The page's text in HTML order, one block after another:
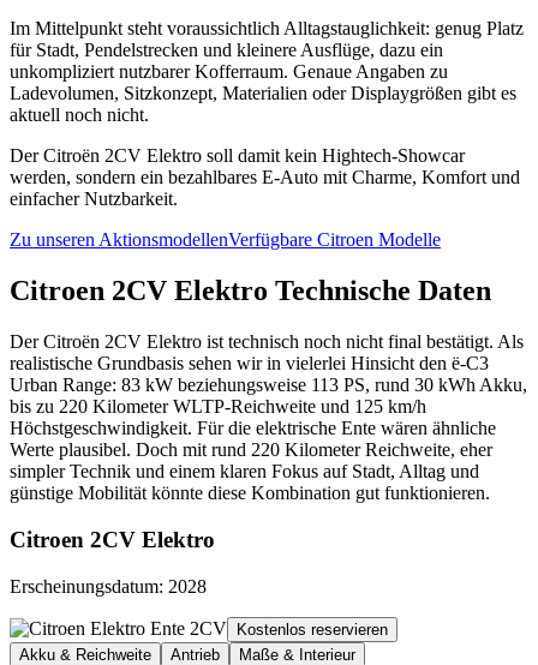
Im Mittelpunkt steht voraussichtlich Alltagstauglichkeit: genug Platz
für Stadt, Pendelstrecken und kleinere Ausflüge, dazu ein
unkompliziert nutzbarer Kofferraum. Genaue Angaben zu
Ladevolumen, Sitzkonzept, Materialien oder Displaygrößen gibt es
aktuell noch nicht.
Der Citroën 2CV Elektro soll damit kein Hightech-Showcar
werden, sondern ein bezahlbares E-Auto mit Charme, Komfort und
einfacher Nutzbarkeit.
Zu unseren AktionsmodellenVerfügbare Citroen Modelle
Citroen 2CV Elektro Technische Daten
Der Citroën 2CV Elektro ist technisch noch nicht final bestätigt. Als
realistische Grundbasis sehen wir in vielerlei Hinsicht den ë-C3
Urban Range: 83 kW beziehungsweise 113 PS, rund 30 kWh Akku,
bis zu 220 Kilometer WLTP-Reichweite und 125 km/h
Höchstgeschwindigkeit. Für die elektrische Ente wären ähnliche
Werte plausibel. Doch mit rund 220 Kilometer Reichweite, eher
simpler Technik und einem klaren Fokus auf Stadt, Alltag und
günstige Mobilität könnte diese Kombination gut funktionieren.
Citroen 2CV Elektro
Erscheinungsdatum: 2028
Kostenlos reservieren
Akku & Reichweite
Antrieb Maße & Interieur